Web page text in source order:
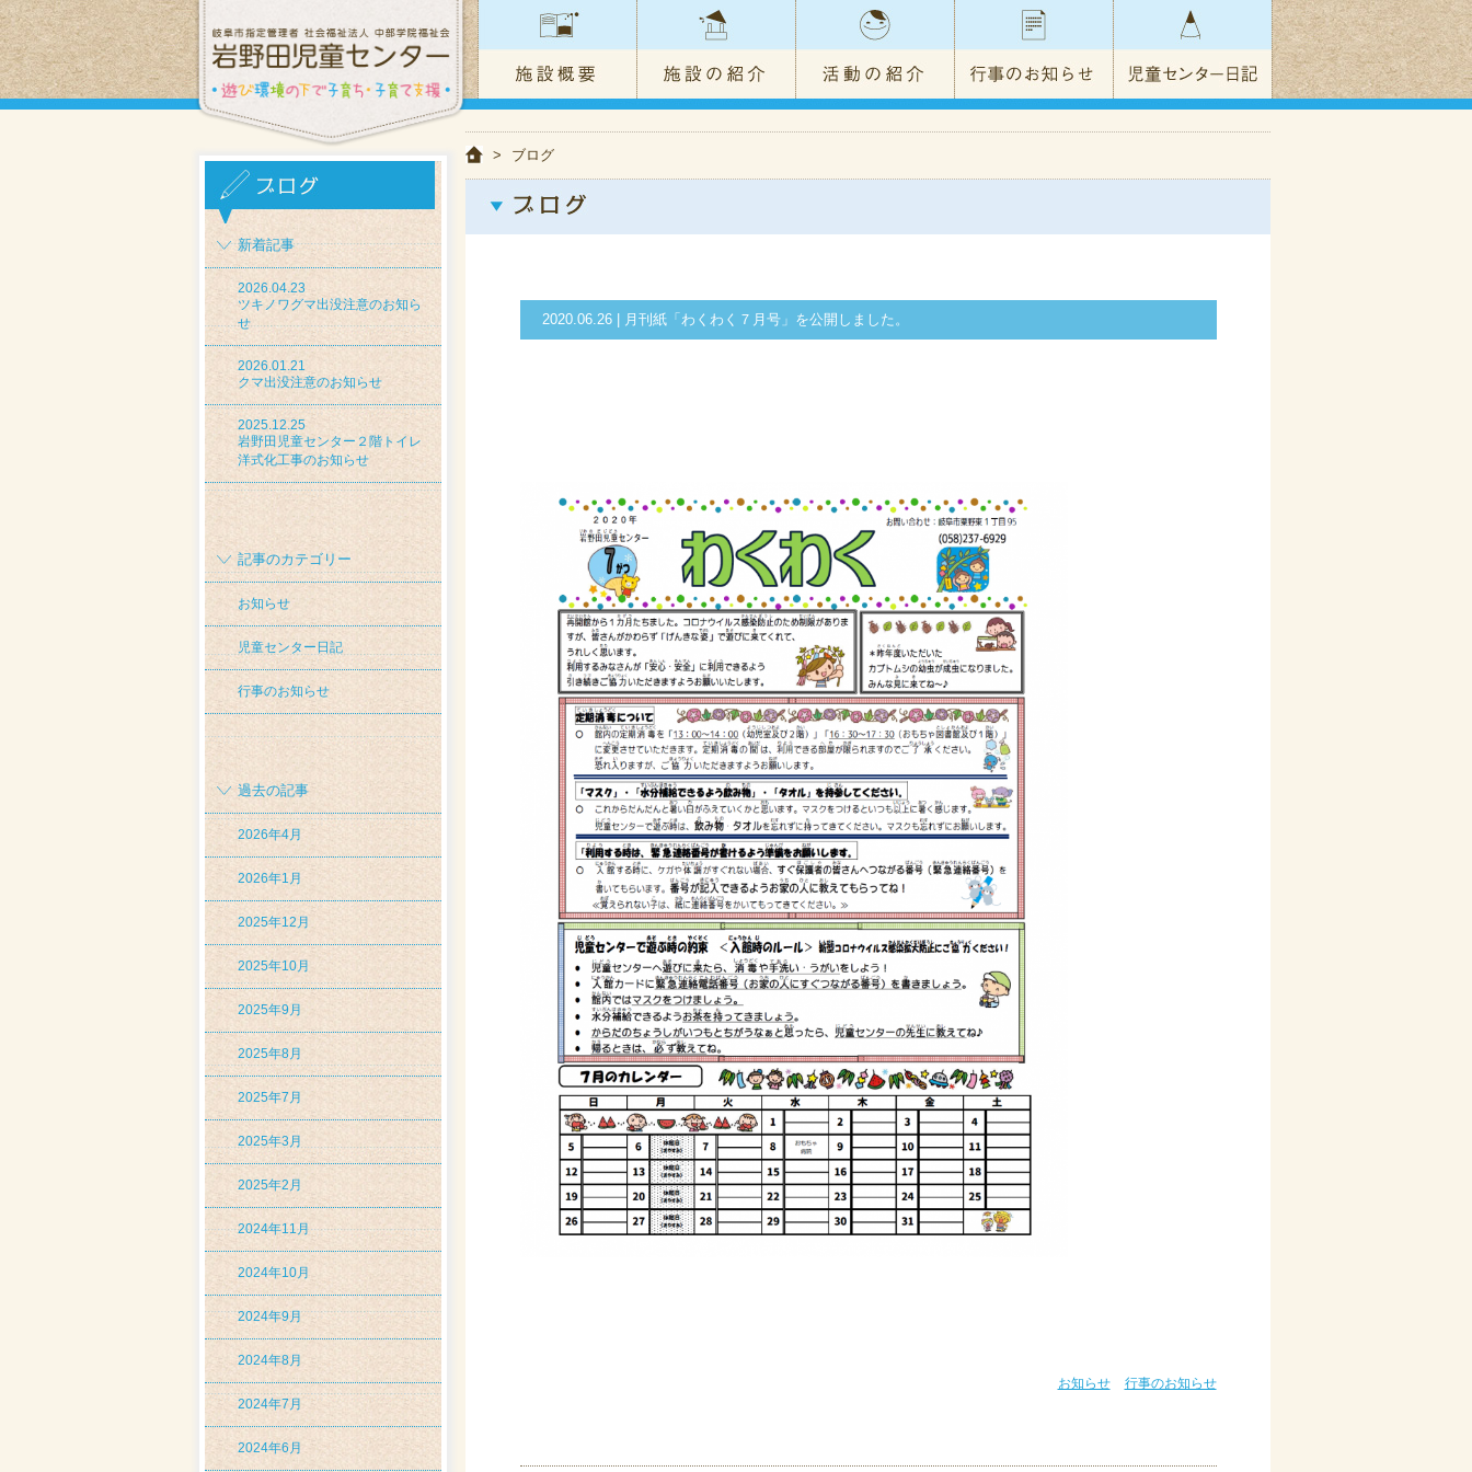
新着記事
2026.04.23
ツキノワグマ出没注意のお知ら
せ
2026.01.21
クマ出没注意のお知らせ
2025.12.25
岩野田児童センター２階トイレ
洋式化工事のお知らせ
記事のカテゴリー
お知らせ
児童センター日記
行事のお知らせ
過去の記事
2026年4月
2026年1月
2025年12月
2025年10月
2025年9月
2025年8月
2025年7月
2025年3月
2025年2月
2024年11月
2024年10月
2024年9月
2024年8月
2024年7月
2024年6月
> ブログ
2020.06.26 | 月刊紙「わくわく７月号」を公開しました。
お知らせ 行事のお知らせ